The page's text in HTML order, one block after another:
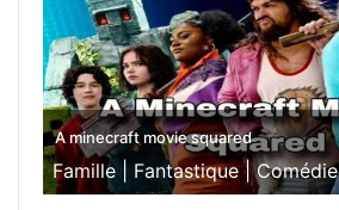
A minecraft movie squared
Famille | Fantastique |Comédie